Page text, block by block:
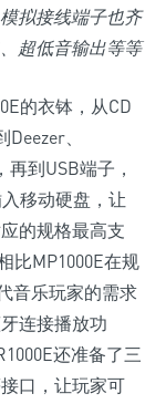
拟接线端子也齐
超低音输出等等
的衣钵，从CD
、
到USB端子，
移动硬盘，让
的规格最高支
比MP1000E在规
音乐玩家的需求
连接播放功
还准备了三
口，让玩家可